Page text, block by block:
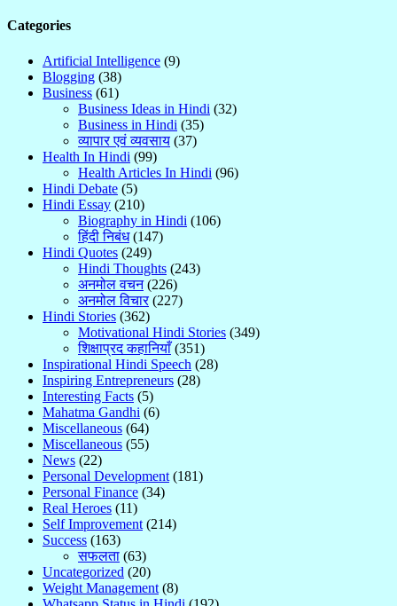
Categories
Artificial Intelligence (9)
Blogging (38)
Business (61)
Business Ideas in Hindi (32)
Business in Hindi (35)
व्यापार एवं व्यवसाय (37)
Health In Hindi (99)
Health Articles In Hindi (96)
Hindi Debate (5)
Hindi Essay (210)
Biography in Hindi (106)
हिंदी निबंध(147)
Hindi Quotes (249)
Hindi Thoughts (243)
अनमोल वचन(226)
अनमोल विचार(227)
Hindi Stories (362)
Motivational Hindi Stories (349)
शिक्षाप्रद कहानियाँ(351)
Inspirational Hindi Speech (28)
Inspiring Entrepreneurs (28)
Interesting Facts (5)
Mahatma Gandhi (6)
Miscellaneous (64)
Miscellaneous (55)
News (22)
Personal Development (181)
Personal Finance (34)
Real Heroes (11)
Self Improvement (214)
Success (163)
सफलता (63)
Uncategorized (20)
Weight Management (8)